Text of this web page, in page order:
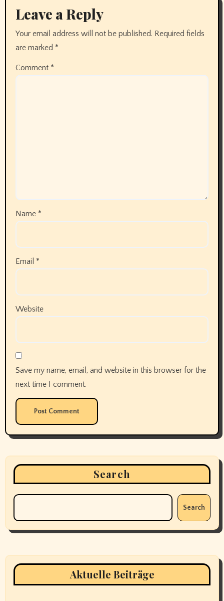
Leave a Reply
Your email address will not be published. Required fields
are marked *
Comment *
Name *
Email *
Website
Save my name, email, and website in this browser for the
next time I comment.
Search
Search
Aktuelle Beiträge